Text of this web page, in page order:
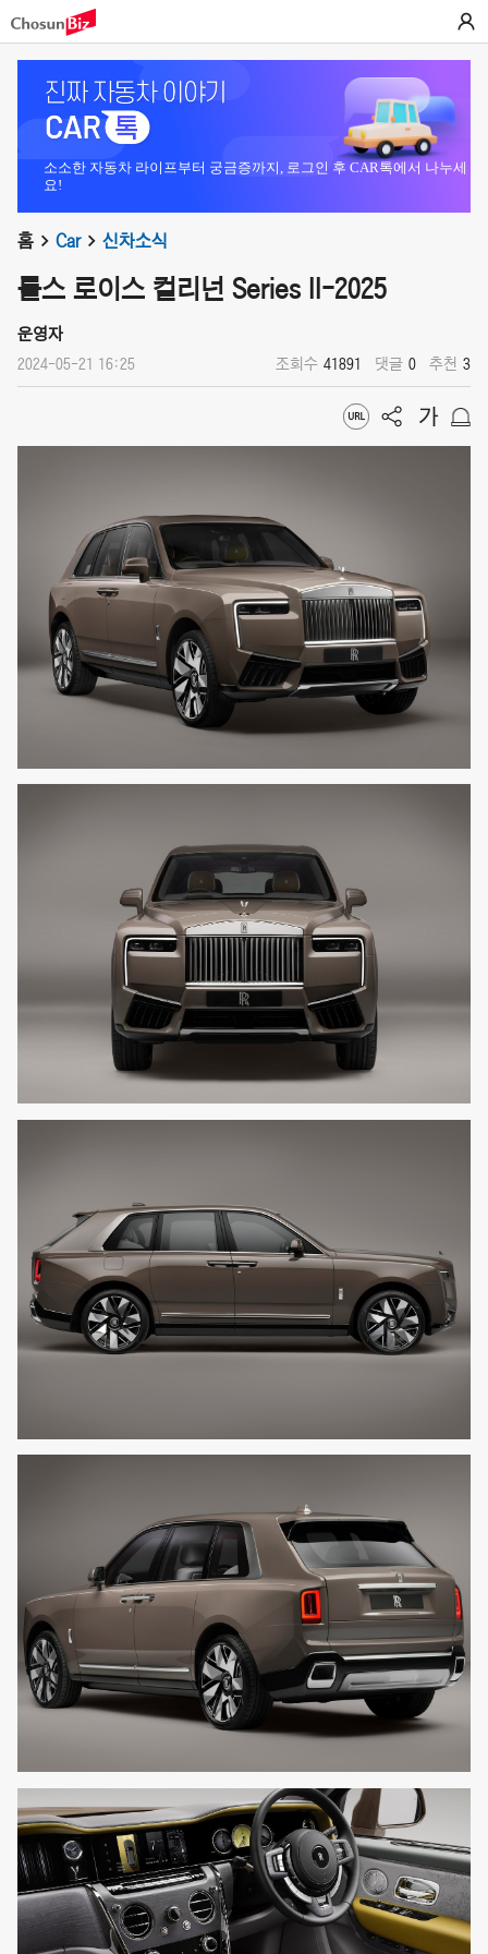
소소한 자동차 라이프부터 궁금증까지, 로그인 후 CAR톡에서 나누세
요!
홈 Car 신차소식
롤스 로이스 컬리넌 Series II-2025
운영자
2024-05-21 16:25 조회수 41891 댓글 0 추천 3